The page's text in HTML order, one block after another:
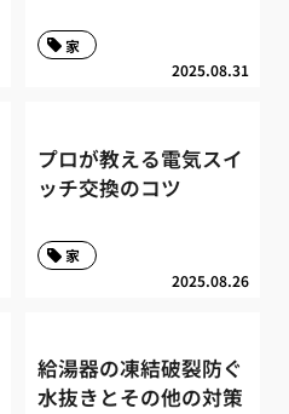
2025.08.31
家
プロが教える電気スイ
ッチ交換のコツ
2025.08.26
家
給湯器の凍結破裂防ぐ
水抜きとその他の対策